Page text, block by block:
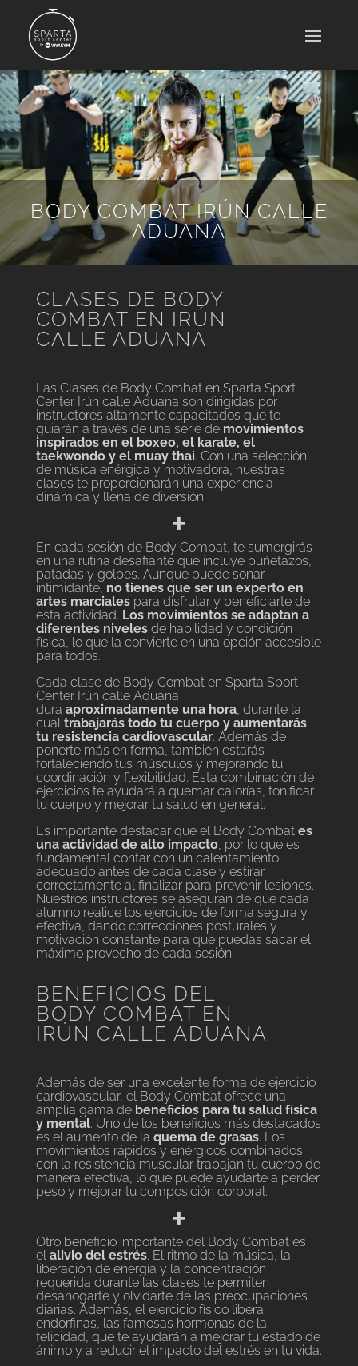
BODY COMBAT IRÚN CALLE
ADUANA
CLASES DE BODY
COMBAT EN IRÚN
CALLE ADUANA
Las Clases de Body Combat en Sparta Sport
Center Irún calle Aduana son dirigidas por
instructores altamente capacitados que te
guiarán a través de una serie de movimientos
inspirados en el boxeo, el karate, el
taekwondo y el muay thai. Con una selección
de música enérgica y motivadora, nuestras
clases te proporcionarán una experiencia
dinámica y llena de diversión.
+
En cada sesión de Body Combat, te sumergirás
en una rutina desafiante que incluye puñetazos,
patadas y golpes. Aunque puede sonar
intimidante, no tienes que ser un experto en
artes marciales para disfrutar y beneficiarte de
esta actividad. Los movimientos se adaptan a
diferentes niveles de habilidad y condición
física, lo que la convierte en una opción accesible
para todos.
Cada clase de Body Combat en Sparta Sport
Center Irún calle Aduana
dura aproximadamente una hora, durante la
cual trabajarás todo tu cuerpo y aumentarás
tu resistencia cardiovascular. Además de
ponerte más en forma, también estarás
fortaleciendo tus músculos y mejorando tu
coordinación y flexibilidad. Esta combinación de
ejercicios te ayudará a quemar calorías, tonificar
tu cuerpo y mejorar tu salud en general.
Es importante destacar que el Body Combat es
una actividad de alto impacto, por lo que es
fundamental contar con un calentamiento
adecuado antes de cada clase y estirar
correctamente al finalizar para prevenir lesiones.
Nuestros instructores se aseguran de que cada
alumno realice los ejercicios de forma segura y
efectiva, dando correcciones posturales y
motivación constante para que puedas sacar el
máximo provecho de cada sesión.
BENEFICIOS DEL
BODY COMBAT EN
IRÚN CALLE ADUANA
Además de ser una excelente forma de ejercicio
cardiovascular, el Body Combat ofrece una
amplia gama de beneficios para tu salud física
y mental. Uno de los beneficios más destacados
es el aumento de la quema de grasas. Los
movimientos rápidos y enérgicos combinados
con la resistencia muscular trabajan tu cuerpo de
manera efectiva, lo que puede ayudarte a perder
peso y mejorar tu composición corporal.
+
Otro beneficio importante del Body Combat es
el alivio del estrés. El ritmo de la música, la
liberación de energía y la concentración
requerida durante las clases te permiten
desahogarte y olvidarte de las preocupaciones
diarias. Además, el ejercicio físico libera
endorfinas, las famosas hormonas de la
felicidad, que te ayudarán a mejorar tu estado de
ánimo y a reducir el impacto del estrés en tu vida.